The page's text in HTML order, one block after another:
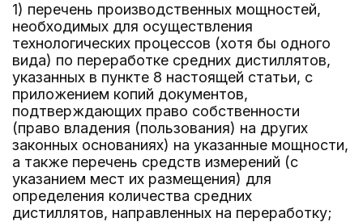
1) перечень производственных мощностей,
необходимых для осуществления
технологических процессов (хотя бы одного
вида) по переработке средних дистиллятов,
указанных в пункте 8 настоящей статьи, с
приложением копий документов,
подтверждающих право собственности
(право владения (пользования) на других
законных основаниях) на указанные мощности,
а также перечень средств измерений (с
указанием мест их размещения) для
определения количества средних
дистиллятов, направленных на переработку;